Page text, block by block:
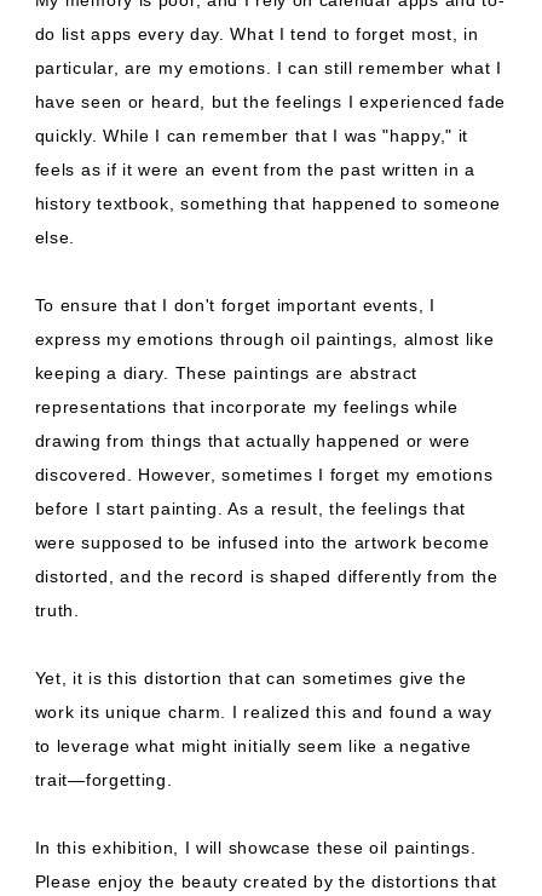
do list apps every day. What I tend to forget most, in
particular, are my emotions. I can still remember what I
have seen or heard, but the feelings I experienced fade
quickly. While I can remember that I was "happy," it
feels as if it were an event from the past written in a
history textbook, something that happened to someone
else.
To ensure that I don't forget important events, I
express my emotions through oil paintings, almost like
keeping a diary. These paintings are abstract
representations that incorporate my feelings while
drawing from things that actually happened or were
discovered. However, sometimes I forget my emotions
before I start painting. As a result, the feelings that
were supposed to be infused into the artwork become
distorted, and the record is shaped differently from the
truth.
Yet, it is this distortion that can sometimes give the
work its unique charm. I realized this and found a way
to leverage what might initially seem like a negative
trait—forgetting.
In this exhibition, I will showcase these oil paintings.
Please enjoy the beauty created by the distortions that